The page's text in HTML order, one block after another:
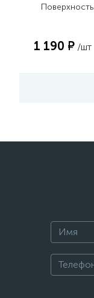
Поверхность
1 190 ₽ /шт